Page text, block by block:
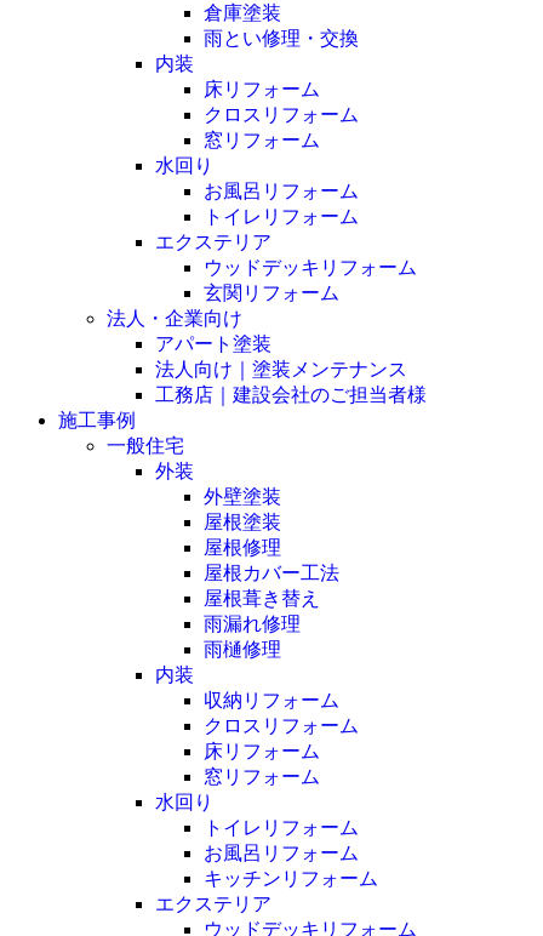
倉庫塗装
雨とい修理・交換
内装
床リフォーム
クロスリフォーム
窓リフォーム
水回り
お風呂リフォーム
トイレリフォーム
エクステリア
ウッドデッキリフォーム
玄関リフォーム
法人・企業向け
アパート塗装
法人向け｜塗装メンテナンス
工務店｜建設会社のご担当者様
施工事例
一般住宅
外装
外壁塗装
屋根塗装
屋根修理
屋根カバー工法
屋根葺き替え
雨漏れ修理
雨樋修理
内装
収納リフォーム
クロスリフォーム
床リフォーム
窓リフォーム
水回り
トイレリフォーム
お風呂リフォーム
キッチンリフォーム
エクステリア
ウッドデッキリフォーム